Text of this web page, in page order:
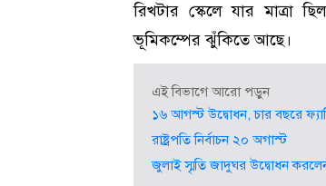
রিখটার স্কেলে যার মাত্রা
ভূমিকম্পের ঝুঁকিতে আছে।
এই বিভাগে আরো পড়ুন
১৬ আগস্ট উদ্বোধন, চার বছরে
রাষ্ট্রপতি নির্বাচন ২০ অগাস্ট
জুলাই স্মৃতি জাদুঘর উদ্বোধন করলেন